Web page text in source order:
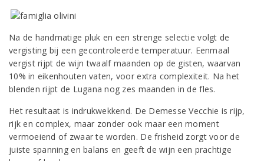
Na de handmatige pluk en een strenge selectie volgt de
vergisting bij een gecontroleerde temperatuur. Eenmaal
vergist rijpt de wijn twaalf maanden op de gisten, waarvan
10% in eikenhouten vaten, voor extra complexiteit. Na het
blenden rijpt de Lugana nog zes maanden in de fles.
Het resultaat is indrukwekkend. De Demesse Vecchie is rijp,
rijk en complex, maar zonder ook maar een moment
vermoeiend of zwaar te worden. De frisheid zorgt voor de
juiste spanning en balans en geeft de wijn een prachtige